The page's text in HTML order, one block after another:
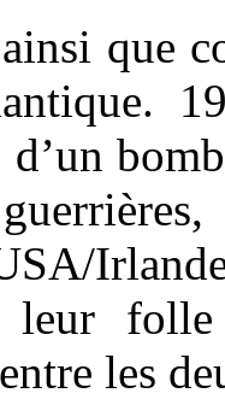
que
d’un
folle
les